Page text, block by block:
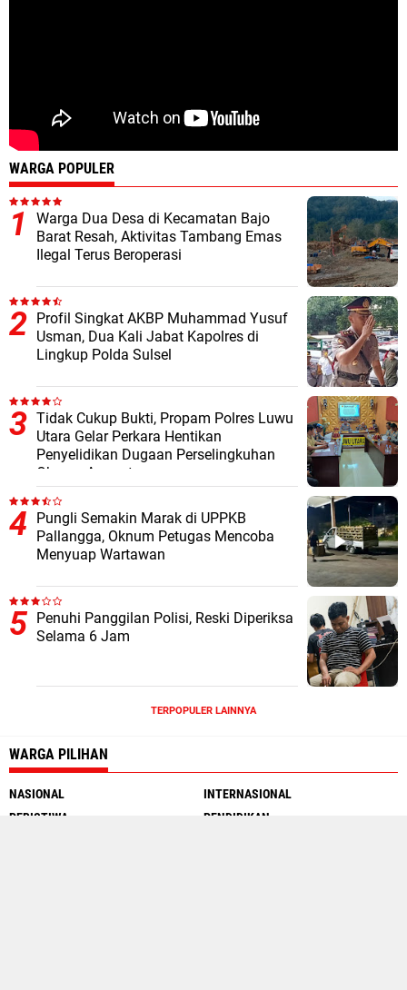
WARGA POPULER
Warga Dua Desa di Kecamatan Bajo
Barat Resah, Aktivitas Tambang Emas
Ilegal Terus Beroperasi
Profil Singkat AKBP Muhammad Yusuf
Usman, Dua Kali Jabat Kapolres di
Lingkup Polda Sulsel
Tidak Cukup Bukti, Propam Polres Luwu
Utara Gelar Perkara Hentikan
Penyelidikan Dugaan Perselingkuhan
Oknum Anggota
Pungli Semakin Marak di UPPKB
Pallangga, Oknum Petugas Mencoba
Menyuap Wartawan
Penuhi Panggilan Polisi, Reski Diperiksa
Selama 6 Jam
TERPOPULER LAINNYA
WARGA PILIHAN
NASIONAL
INTERNASIONAL
PERISTIWA
PENDIDIKAN